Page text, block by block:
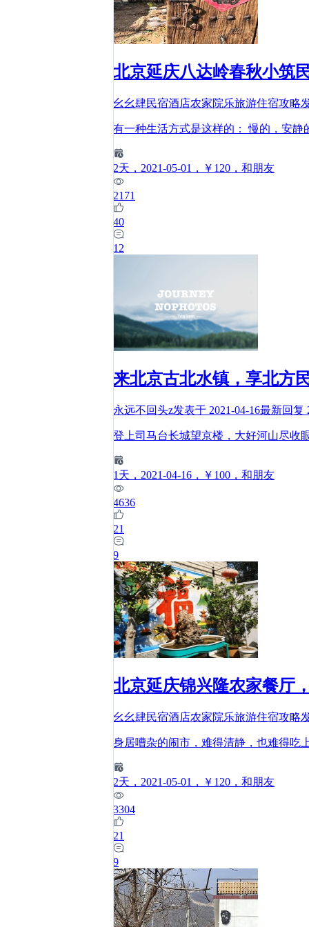
北京延庆八达岭春秋小筑
幺幺肆民宿酒店农家院乐旅游住宿攻略
有一种生活方式是这样的： 慢的，安
2天 ，2021-05-01 ，￥120 ，和朋友
2171
40
12
来北京古北水镇，享北方
永远不回头z发表于 2021-04-16最新回复
登上司马台长城望京楼，大好河山尽收
1 天 ，2021-04-16 ，￥100 ，和朋友
4636
21
9
北京延庆锦兴隆农家餐厅
幺幺肆民宿酒店农家院乐旅游住宿攻略
身居嘈杂的闹市，难得清静，也难得吃
2天 ，2021-05-01 ，￥120 ，和朋友
3304
21
9